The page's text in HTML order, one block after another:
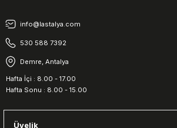
info@lastalya.com
530 588 7392
Demre, Antalya
Hafta İçi : 8.00 - 17.00
Hafta Sonu : 8.00 - 15.00
Üyelik